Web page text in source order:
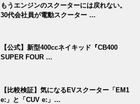
もうエンジンのスクーターには戻れない。
30代会社員が電動スクーター …
【公式】新型400ccネイキッド『CB400
SUPER FOUR …
【比較検証】気になるEVスクーター「EM1
e:」と「CUV e:」…